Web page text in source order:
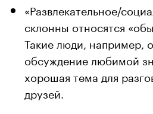
«Развлекательное/
склонны относятся
Такие люди, например,
обсуждение любимой
хорошая тема для
друзей.